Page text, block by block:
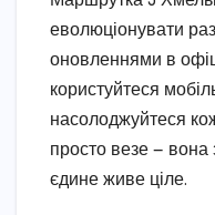
еволюціонувати
оновленнями в
користуйтеся
насолоджуйтеся
просто везе — вона
єдине живе ціле.